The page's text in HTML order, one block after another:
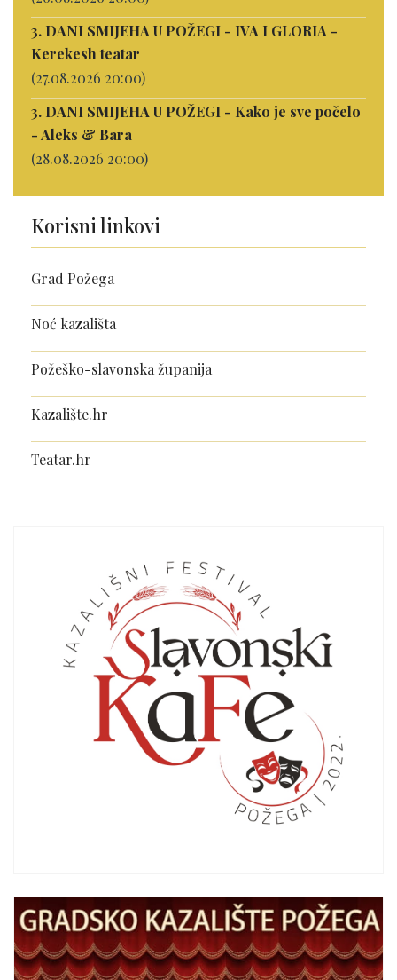
3. DANI SMIJEHA U POŽEGI - IVA I GLORIA -
Kerekesh teatar
(27.08.2026 20:00)
3. DANI SMIJEHA U POŽEGI - Kako je sve počelo
- Aleks & Bara
(28.08.2026 20:00)
Korisni linkovi
Grad Požega
Noć kazališta
Požeško-slavonska županija
Kazalište.hr
Teatar.hr